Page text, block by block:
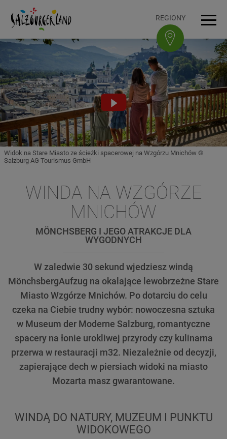
Do treściAccesskey
[0]
Do nawigacjiAccesskey
[1]
Na górę stronyAccesskey
[2]
Do stopkiAccesskey
[3] REGIONY
Video
abspielen
Widok na Stare Miasto ze ścieżki spacerowej na Wzgórzu Mnichów ©
Salzburg AG Tourismus GmbH
WINDA NA WZGÓRZE
MNICHÓW
MÖNCHSBERG I JEGO ATRAKCJE DLA
WYGODNYCH
W zaledwie 30 sekund wjedziesz windą
MönchsbergAufzug na okalające lewobrzeżne Stare
Miasto Wzgórze Mnichów. Po dotarciu do celu
czeka na Ciebie trudny wybór: nowoczesna sztuka
w Museum der Moderne Salzburg, romantyczne
spacery na łonie urokliwej przyrody czy kulinarna
przerwa w restauracji m32. Niezależnie od decyzji,
zapierające dech w piersiach widoki na miasto
Mozarta masz gwarantowane.
WINDĄ DO NATURY, MUZEUM I PUNKTU
WIDOKOWEGO